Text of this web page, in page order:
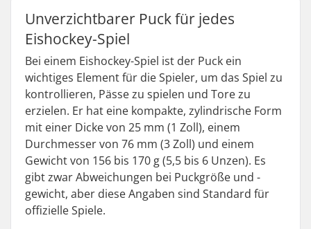
Unverzichtbarer Puck für jedes
Eishockey-Spiel
Bei einem Eishockey-Spiel ist der Puck ein
wichtiges Element für die Spieler, um das Spiel zu
kontrollieren, Pässe zu spielen und Tore zu
erzielen. Er hat eine kompakte, zylindrische Form
mit einer Dicke von 25 mm (1 Zoll), einem
Durchmesser von 76 mm (3 Zoll) und einem
Gewicht von 156 bis 170 g (5,5 bis 6 Unzen). Es
gibt zwar Abweichungen bei Puckgröße und -
gewicht, aber diese Angaben sind Standard für
offizielle Spiele.